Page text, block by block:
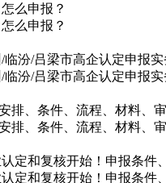
么申报？
么申报？
汾/吕梁市高企认定申报
汾/吕梁市高企认定申报
排、条件、流程、材料、
排、条件、流程、材料、
定和复核开始！申报条件
定和复核开始！申报条件